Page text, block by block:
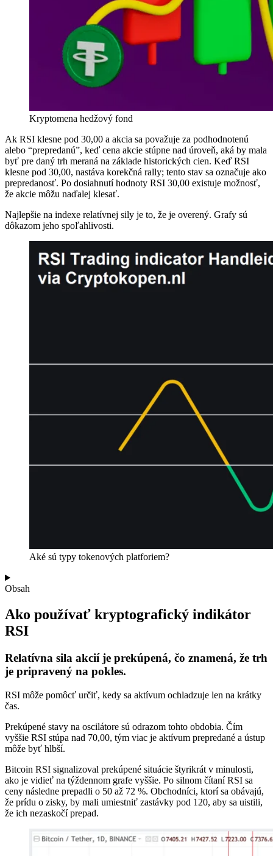
Kryptomena hedžový fond
Ak RSI klesne pod 30,00 a akcia sa považuje za podhodnotenú
alebo “prepredanú”, keď cena akcie stúpne nad úroveň, aká by mala
byť pre daný trh meraná na základe historických cien. Keď RSI
klesne pod 30,00, nastáva korekčná rally; tento stav sa označuje ako
prepredanosť. Po dosiahnutí hodnoty RSI 30,00 existuje možnosť,
že akcie môžu naďalej klesať.
Najlepšie na indexe relatívnej sily je to, že je overený. Grafy sú
dôkazom jeho spoľahlivosti.
Aké sú typy tokenových platforiem?
Obsah
Ako používať kryptografický indikátor
RSI
Relatívna sila akcií je prekúpená, čo znamená, že trh
je pripravený na pokles.
RSI môže pomôcť určiť, kedy sa aktívum ochladzuje len na krátky
čas.
Prekúpené stavy na oscilátore sú odrazom tohto obdobia. Čím
vyššie RSI stúpa nad 70,00, tým viac je aktívum prepredané a ústup
môže byť hlbší.
Bitcoin RSI signalizoval prekúpené situácie štyrikrát v minulosti,
ako je vidieť na týždennom grafe vyššie. Po silnom čítaní RSI sa
ceny následne prepadli o 50 až 72 %. Obchodníci, ktorí sa obávajú,
že prídu o zisky, by mali umiestniť zastávky pod 120, aby sa uistili,
že ich nezaskočí prepad.